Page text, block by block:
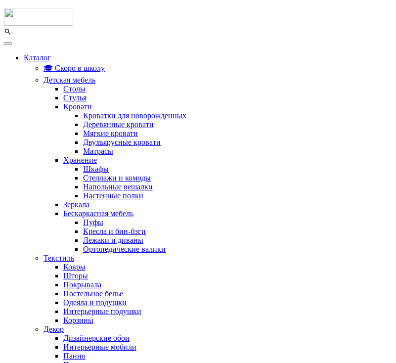
Каталог
🎓 Скоро в школу
Детская мебель
Столы
Стулья
Кровати
Кроватки для новорожденных
Деревянные кровати
Мягкие кровати
Двухъярусные кровати
Матрасы
Хранение
Шкафы
Стеллажи и комоды
Напольные вешалки
Настенные полки
Зеркала
Бескаркасная мебель
Пуфы
Кресла и бин-бэги
Лежаки и диваны
Ортопедические валики
Текстиль
Ковры
Шторы
Покрывала
Постельное белье
Одеяла и подушки
Интерьерные подушки
Корзины
Декор
Дизайнерские обои
Интерьерные мобили
Панно